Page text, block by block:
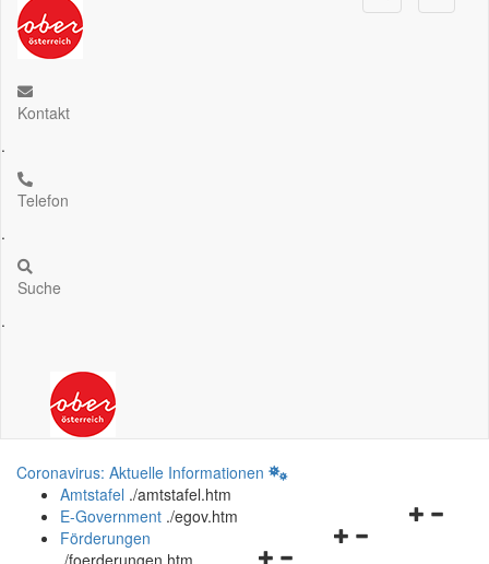
Kontakt
.
Telefon
.
Suche
.
Coronavirus: Aktuelle Informationen
Amtstafel ./amtstafel.htm
Navigationsmenü
E-Government ./egov.htm
Navigationsmenü
Förderungen
./foerderungen.htm